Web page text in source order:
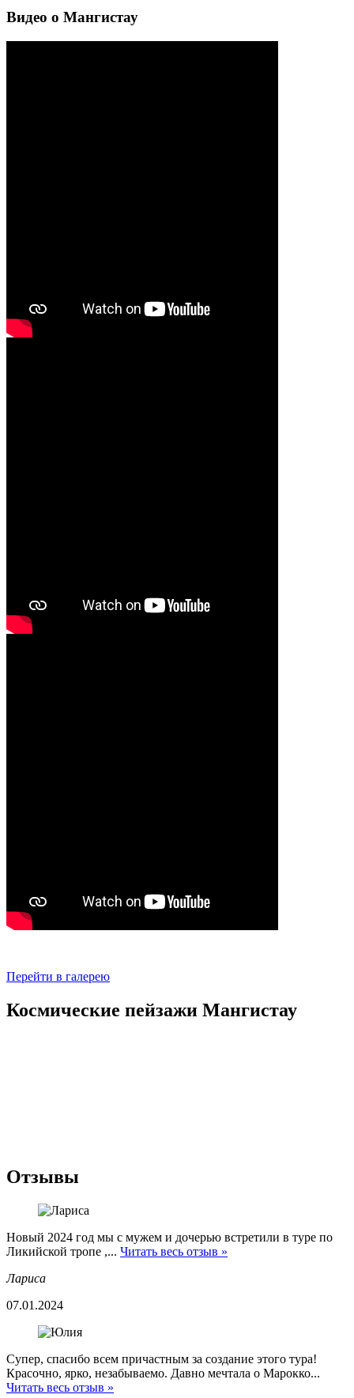
Видео о Мангистау
Перейти в галерею
Космические пейзажи Мангистау
Отзывы
Новый 2024 год мы с мужем и дочерью встретили в туре по
Ликийской тропе ,... Читать весь отзыв »
Лариса
07.01.2024
Супер, спасибо всем причастным за создание этого тура!
Красочно, ярко, незабываемо. Давно мечтала о Марокко...
Читать весь отзыв »